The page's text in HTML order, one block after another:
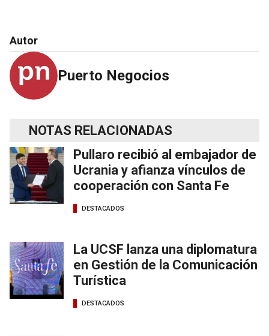
Autor
Puerto Negocios
NOTAS RELACIONADAS
Pullaro recibió al embajador de
Ucrania y afianza vínculos de
cooperación con Santa Fe
DESTACADOS
La UCSF lanza una diplomatura
en Gestión de la Comunicación
Turística
DESTACADOS